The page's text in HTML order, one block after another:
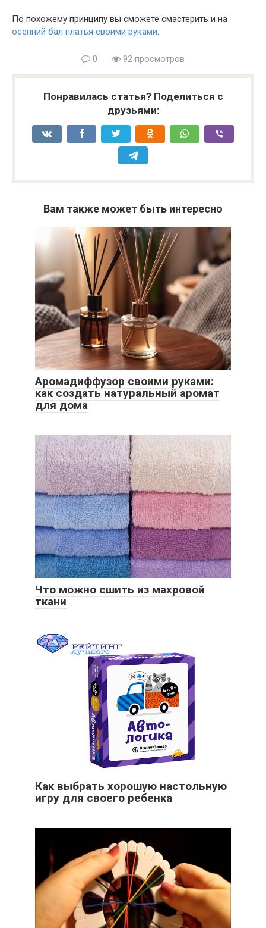
По похожему принципу вы сможете смастерить и на
осенний бал платья своими руками.
0 92 просмотров
Понравилась статья? Поделиться с
друзьями:
Вам также может быть интересно
Аромадиффузор своими руками:
как создать натуральный аромат
для дома
Что можно сшить из махровой
ткани
Как выбрать хорошую настольную
игру для своего ребенка